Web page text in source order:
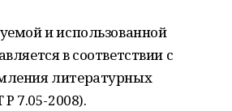
и использованной
в соответствии с
литературных
7.05-2008).